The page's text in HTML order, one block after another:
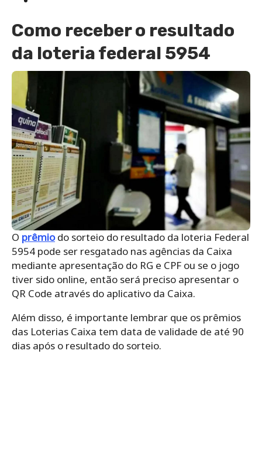
Como receber o resultado
da loteria federal 5954
O prêmiodo sorteio do resultado da loteria Federal
5954 pode ser resgatado nas agências da Caixa
mediante apresentação do RG e CPF ou se o jogo
tiver sido online, então será preciso apresentar o
QR Code através do aplicativo da Caixa.
Além disso, é importante lembrar que os prêmios
das Loterias Caixa tem data de validade de até 90
dias após o resultado do sorteio.